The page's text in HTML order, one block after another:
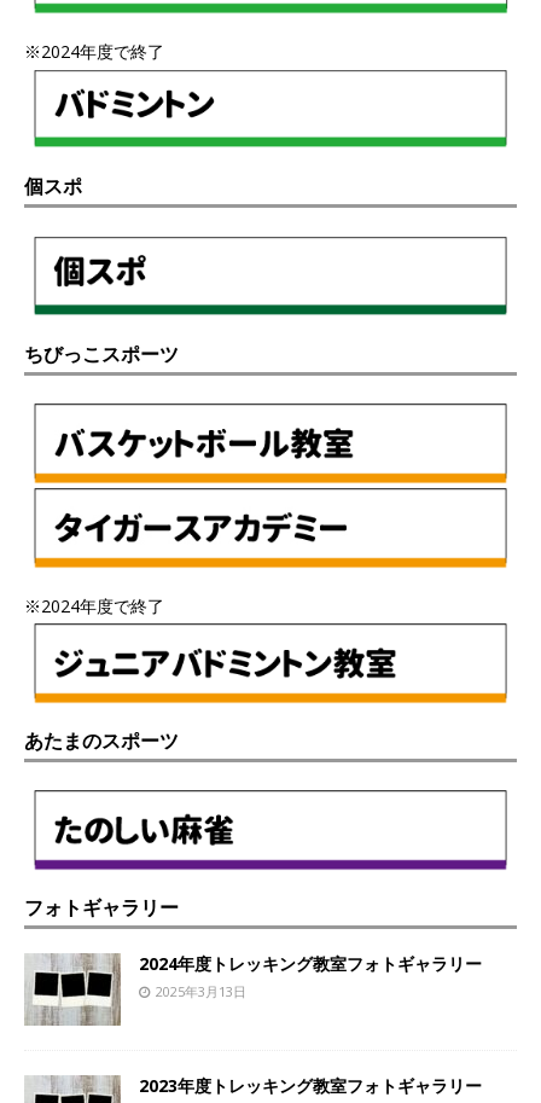
※2024年度で終了
個スポ
ちびっこスポーツ
※2024年度で終了
あたまのスポーツ
フォトギャラリー
2024年度トレッキング教室フォトギャラリー
2025年3月13日
2023年度トレッキング教室フォトギャラリー